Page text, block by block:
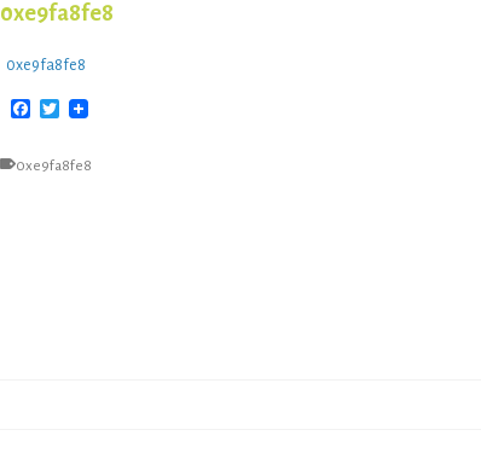
0xe9fa8fe8
0xe9fa8fe8
Facebook
Twitter
0xe9fa8fe8